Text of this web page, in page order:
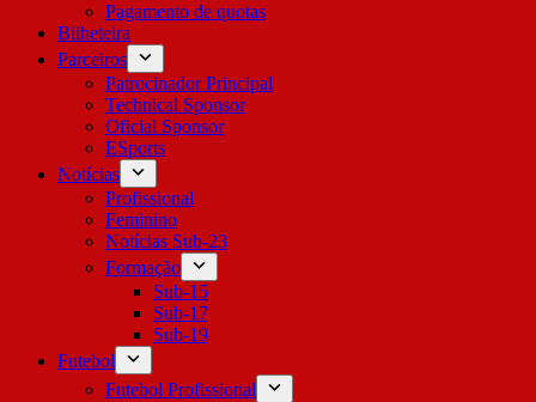
Pagamento de quotas
Bilheteira
Parceiros
Patrocinador Principal
Technical Sponsor
Oficial Sponsor
ESports
Notícias
Profissional
Feminino
Notícias Sub-23
Formação
Sub-15
Sub-17
Sub-19
Futebol
Futebol Profissional